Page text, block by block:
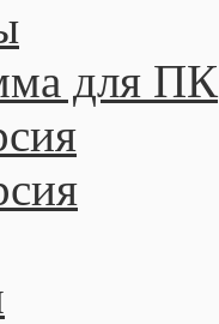
для ПК